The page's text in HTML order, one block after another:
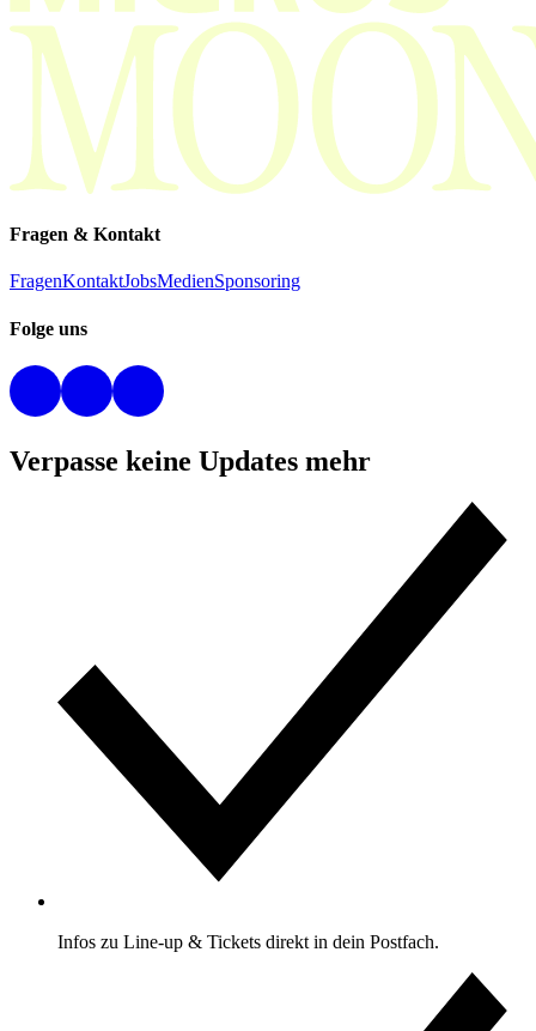
Fragen & Kontakt
FragenKontaktJobsMedienSponsoring
Folge uns
Verpasse keine Updates mehr
Infos zu Line-up & Tickets direkt in dein Postfach.